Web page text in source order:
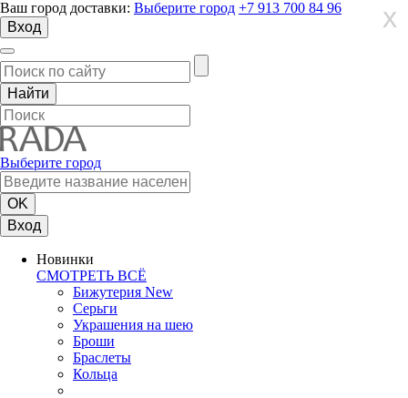
Ваш город доставки: Выберите город +7 913 700 84 96
Вход
Выберите город
Вход
Новинки
СМОТРЕТЬ ВСЁ
Бижутерия New
Серьги
Украшения на шею
Броши
Браслеты
Кольца
X
X
X